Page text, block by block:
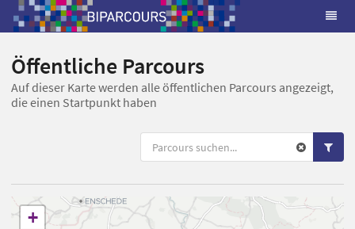
Öffentliche Parcours
Auf dieser Karte werden alle öffentlichen Parcours angezeigt,
die einen Startpunkt haben
+